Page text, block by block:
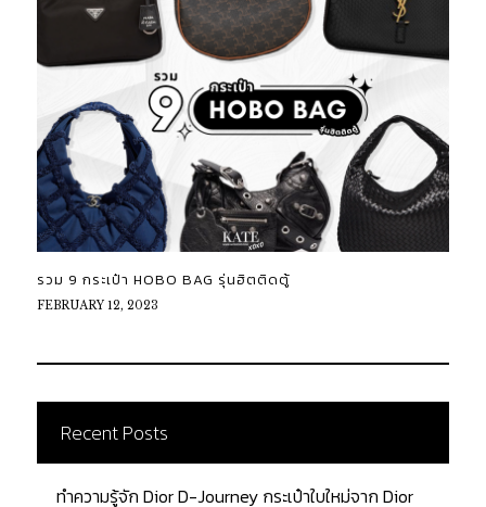
รวม 9 กระเป๋า HOBO BAG รุ่นฮิตติดตู้
FEBRUARY 12, 2023
Recent Posts
ทำความรู้จัก Dior D-Journey กระเป๋าใบใหม่จาก Dior